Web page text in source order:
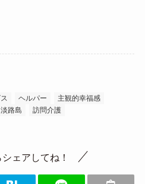
ヘルパー
主観的幸福感
淡路島
訪問介護
ェアしてね！